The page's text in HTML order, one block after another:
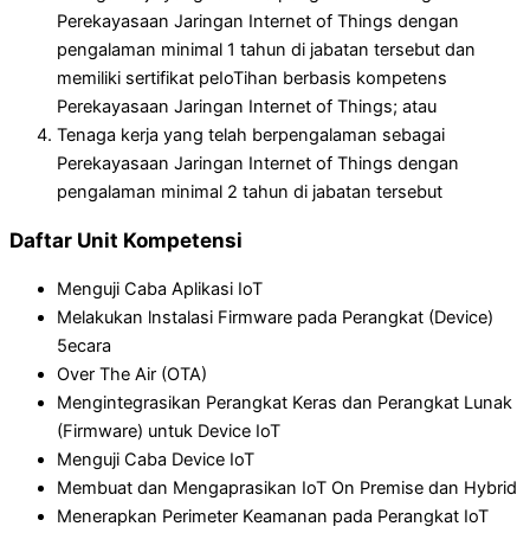
Perekayasaan Jaringan Internet of Things dengan
pengalaman minimal 1 tahun di jabatan tersebut dan
memiliki sertifikat peIoTihan berbasis kompetens
Perekayasaan Jaringan Internet of Things; atau
Tenaga kerja yang telah berpengalaman sebagai
Perekayasaan Jaringan Internet of Things dengan
pengalaman minimal 2 tahun di jabatan tersebut
Daftar Unit Kompetensi
Menguji Caba Aplikasi IoT
Melakukan lnstalasi Firmware pada Perangkat (Device)
5ecara
Over The Air (OTA)
Mengintegrasikan Perangkat Keras dan Perangkat Lunak
(Firmware) untuk Device IoT
Menguji Caba Device IoT
Membuat dan Mengaprasikan IoT On Premise dan Hybrid
Menerapkan Perimeter Keamanan pada Perangkat IoT